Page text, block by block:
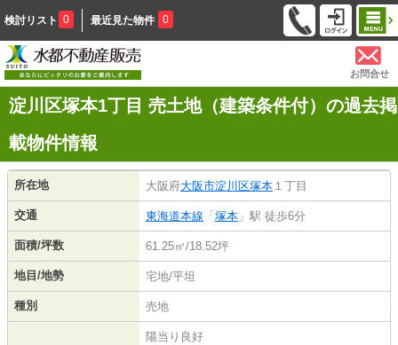
検討リスト 0 最近見た物件 0
お問合せ
淀川区塚本1丁目 売土地（建築条件付）の過去掲
載物件情報
所在地 大阪府大阪市淀川区塚本 １丁目
交通 東海道本線 「 塚本 」駅 徒歩6分
面積/坪数 61.25㎡/18.52坪
地目/地勢 宅地/平坦
種別 売地
陽当り良好